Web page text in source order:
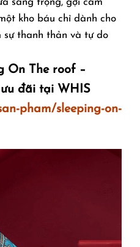
sang trọng, gợi cảm
kho báu chỉ dành cho
sự thanh thản và tự do
On The roof –
đãi tại WHIS
pham/sleeping-on-